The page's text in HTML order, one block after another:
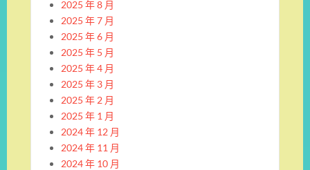
2025 年 8 月
2025 年 7 月
2025 年 6 月
2025 年 5 月
2025 年 4 月
2025 年 3 月
2025 年 2 月
2025 年 1 月
2024 年 12 月
2024 年 11 月
2024 年 10 月